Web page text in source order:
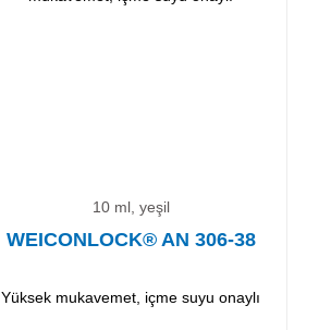
10 ml, yeşil
WEICONLOCK® AN 306-38
Yüksek mukavemet, içme suyu onaylı